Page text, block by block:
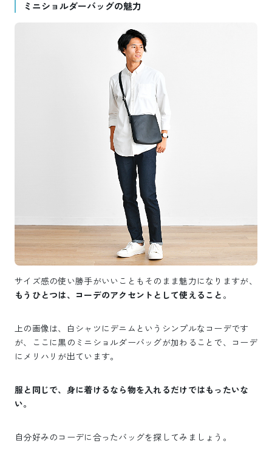
ミニショルダーバッグの魅力
サイズ感の使い勝手がいいこともそのまま魅力になりますが、
もうひとつは、コーデのアクセントとして使えること 。
上の画像は、白シャツにデニムというシンプルなコーデです
が、ここに黒のミニショルダーバッグが加わることで、コーデ
にメリハリが出ています。
服と同じで、身に着けるなら物を入れるだけではもったいな
い。
自分好みのコーデに合ったバッグを探してみましょう。